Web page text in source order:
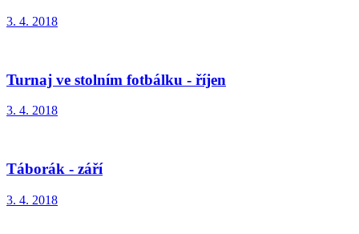
3. 4. 2018
Turnaj ve stolním fotbálku - říjen
3. 4. 2018
Táborák - září
3. 4. 2018